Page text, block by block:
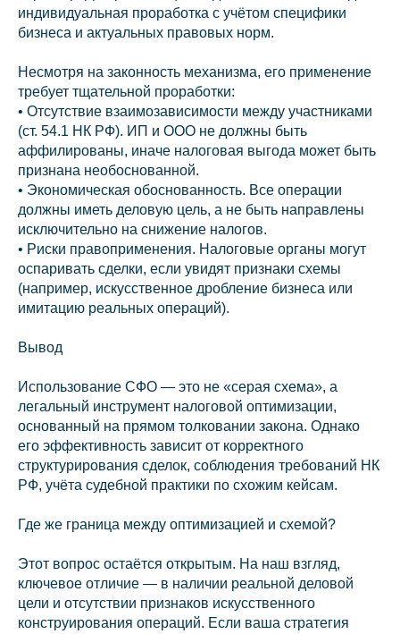
индивидуальная проработка с учётом специфики
бизнеса и актуальных правовых норм.
Несмотря на законность механизма, его применение
требует тщательной проработки:
• Отсутствие взаимозависимости между участниками
(ст. 54.1 НК РФ). ИП и ООО не должны быть
аффилированы, иначе налоговая выгода может быть
признана необоснованной.
• Экономическая обоснованность. Все операции
должны иметь деловую цель, а не быть направлены
исключительно на снижение налогов.
• Риски правоприменения. Налоговые органы могут
оспаривать сделки, если увидят признаки схемы
(например, искусственное дробление бизнеса или
имитацию реальных операций).
Вывод
Использование СФО — это не «серая схема», а
легальный инструмент налоговой оптимизации,
основанный на прямом толковании закона. Однако
его эффективность зависит от корректного
структурирования сделок, соблюдения требований НК
РФ, учёта судебной практики по схожим кейсам.
Где же граница между оптимизацией и схемой?
Этот вопрос остаётся открытым. На наш взгляд,
ключевое отличие — в наличии реальной деловой
цели и отсутствии признаков искусственного
конструирования операций. Если ваша стратегия
info@kurbalov.ru
+7 911 925-66-88
Telegram-канал